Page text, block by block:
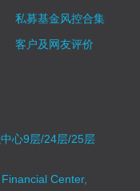
私募基金风控合集
客户及网友评价
心9层/24层/25层
Center,